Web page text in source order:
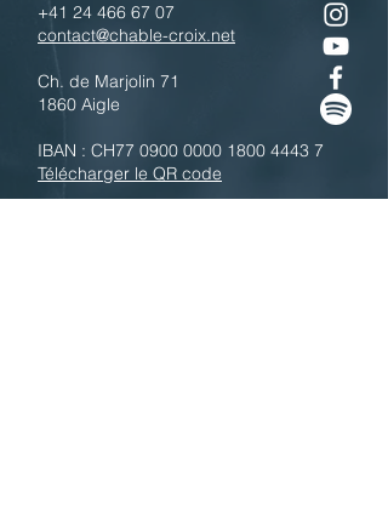
+41 24 466 67 07
contact@chable-croix.net
Ch. de Marjolin 71
1860 Aigle
IBAN : CH77 0900 0000 1800 4443 7
Télécharger le QR code